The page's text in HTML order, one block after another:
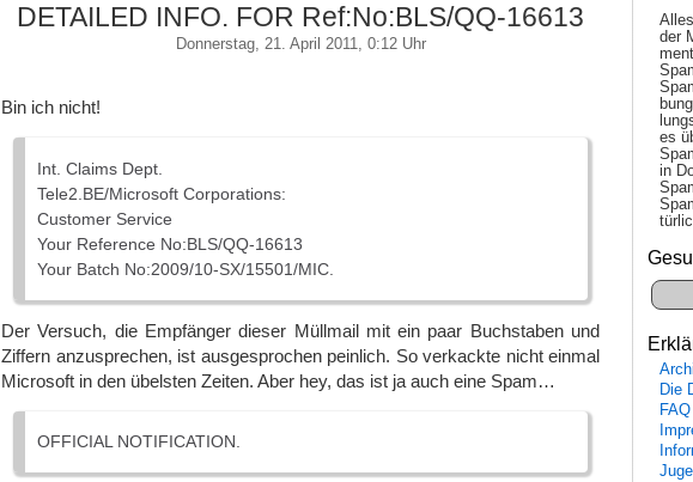
DETAILED INFO. FOR Ref:No:BLS/QQ-16613
Donnerstag, 21. April 2011, 0:12 Uhr
Bin ich nicht!
Int. Claims Dept.
Tele2.BE/Microsoft Corporations:
Customer Service
Your Reference No:BLS/QQ-16613
Your Batch No:2009/10-SX/15501/MIC.
Der Versuch, die Empfänger dieser Müllmail mit ein paar Buchstaben und
Ziffern anzusprechen, ist ausgesprochen peinlich. So verkackte nicht einmal
Microsoft in den übelsten Zeiten. Aber hey, das ist ja auch eine Spam…
OFFICIAL NOTIFICATION.
der
es
in
Die
FAQ